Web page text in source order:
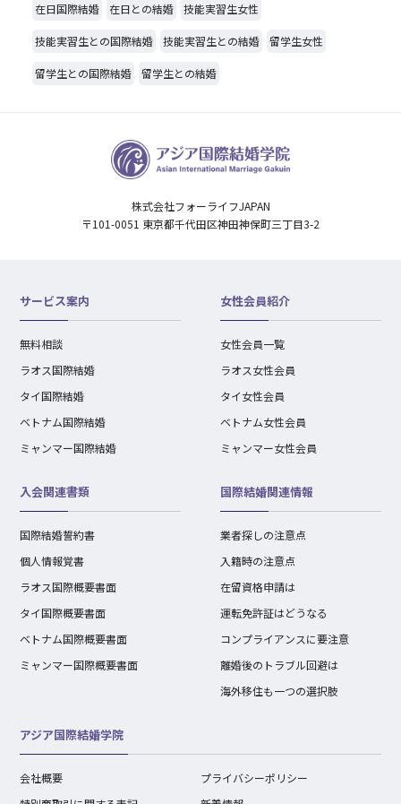
在日国際結婚 在日との結婚 技能実習生女性
技能実習生との国際結婚 技能実習生との結婚 留学生女性
留学生との国際結婚 留学生との結婚
株式会社フォーライフJAPAN
〒101-0051 東京都千代田区神田神保町三丁目3-2
サービス案内
無料相談
ラオス国際結婚
タイ国際結婚
ベトナム国際結婚
ミャンマー国際結婚
女性会員紹介
女性会員一覧
ラオス女性会員
タイ女性会員
ベトナム女性会員
ミャンマー女性会員
入会関連書類
国際結婚誓約書
個人情報覚書
ラオス国際概要書面
タイ国際概要書面
ベトナム国際概要書面
ミャンマー国際概要書面
国際結婚関連情報
業者探しの注意点
入籍時の注意点
在留資格申請は
運転免許証はどうなる
コンプライアンスに要注意
離婚後のトラブル回避は
海外移住も一つの選択肢
アジア国際結婚学院
会社概要
プライバシーポリシー